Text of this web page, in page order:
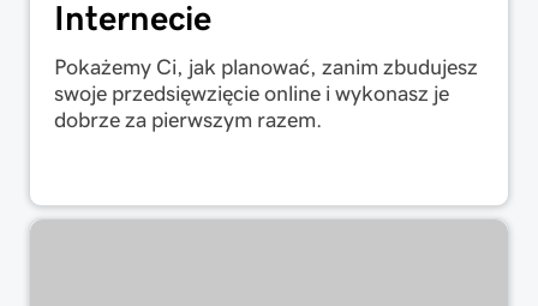
Internecie
Pokażemy Ci, jak planować, zanim zbudujesz
swoje przedsięwzięcie online i wykonasz je
dobrze za pierwszym razem.